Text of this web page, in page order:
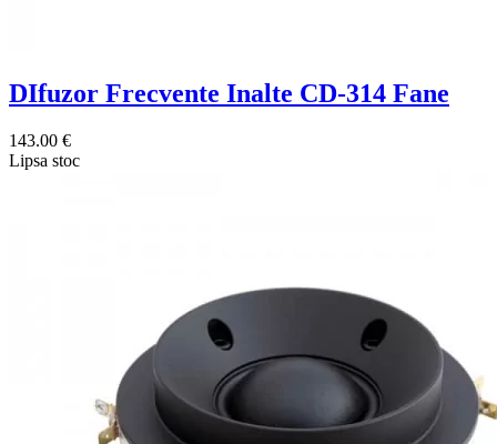
DIfuzor Frecvente Inalte CD-314 Fane
143.00 €
Lipsa stoc